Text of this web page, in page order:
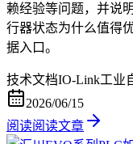
赖经验等问题，并说
行器状态为什么值得
据入口。
技术文档IO-Link工业
2026/06/15
阅读阅读文章